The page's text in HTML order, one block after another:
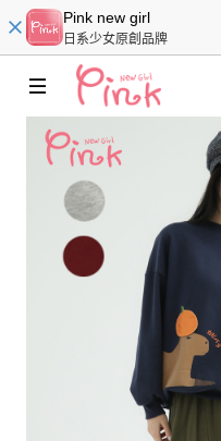
Pink new girl
日系少女原創品牌